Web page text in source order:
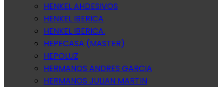
HENKEL AHDESIVOS
HENKEL IBERICA
HENKEL IBERICA.
HEPECASA (MASTER)
HEPOLUZ
HERMANOS ANDRES GARCIA
HERMANOS JULIAN MARTIN